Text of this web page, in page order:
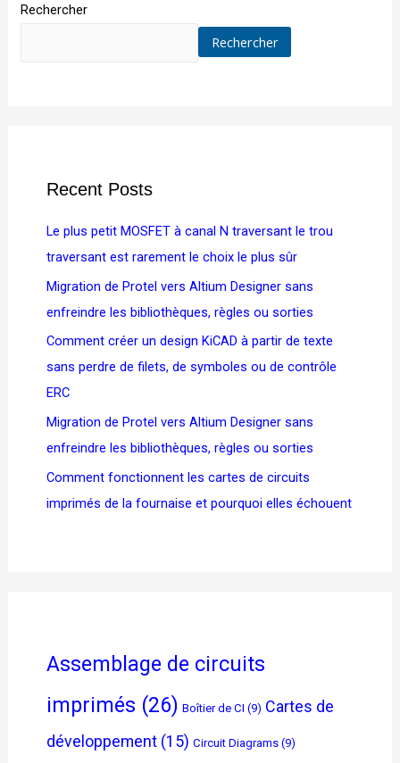
Rechercher
Rechercher
Recent Posts
Le plus petit MOSFET à canal N traversant le trou
traversant est rarement le choix le plus sûr
Migration de Protel vers Altium Designer sans
enfreindre les bibliothèques, règles ou sorties
Comment créer un design KiCAD à partir de texte
sans perdre de filets, de symboles ou de contrôle
ERC
Migration de Protel vers Altium Designer sans
enfreindre les bibliothèques, règles ou sorties
Comment fonctionnent les cartes de circuits
imprimés de la fournaise et pourquoi elles échouent
Assemblage de circuits
imprimés (26) Boîtier de CI (9) Cartes de
développement (15) Circuit Diagrams (9)